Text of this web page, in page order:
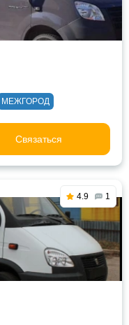
МЕЖГОРОД
Связаться
4.9 1